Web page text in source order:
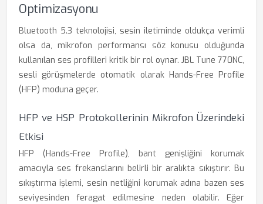
Optimizasyonu
Bluetooth 5.3 teknolojisi, sesin iletiminde oldukça verimli
olsa da, mikrofon performansı söz konusu olduğunda
kullanılan ses profilleri kritik bir rol oynar. JBL Tune 770NC,
sesli görüşmelerde otomatik olarak Hands-Free Profile
(HFP) moduna geçer.
HFP ve HSP Protokollerinin Mikrofon Üzerindeki
Etkisi
HFP (Hands-Free Profile), bant genişliğini korumak
amacıyla ses frekanslarını belirli bir aralıkta sıkıştırır. Bu
sıkıştırma işlemi, sesin netliğini korumak adına bazen ses
seviyesinden feragat edilmesine neden olabilir. Eğer